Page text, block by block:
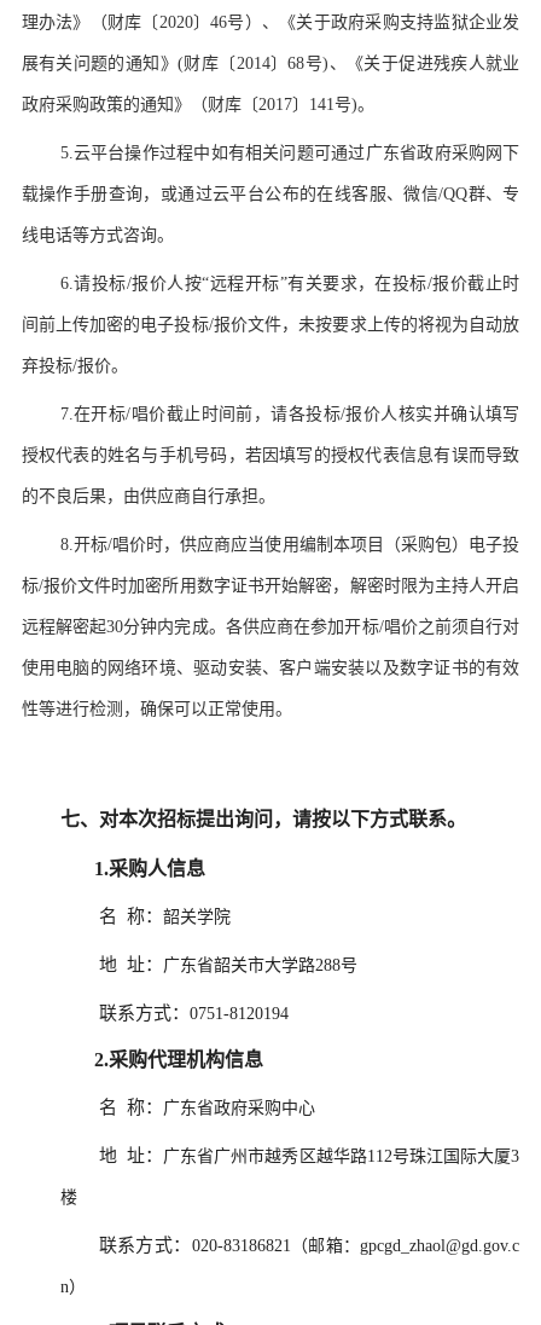
理办法》（财库〔2020〕46号）、《关于政府采购支持监狱企业发
展有关问题的通知》(财库〔2014〕68号) 、《关于促进残疾人就业
政府采购政策的通知》（财库〔2017〕 141号)。
5. 云平台操作过程中如有相关问题可通过广东省政府采购网下
载操作手册查询，或通过云平台公布的在线客服、微信/QQ群、专
线电话等方式咨询。
6. 请投标/报价人按“远程开标”有关要求，在投标/报价截止时
间前上传加密的电子投标/报价文件，未按要求上传的将视为自动放
弃投标/报价。
7. 在开标/唱价截止时间前，请各投标/报价人核实并确认填写
授权代表的姓名与手机号码，若因填写的授权代表信息有误而导致
的不良后果，由供应商自行承担。
8. 开标/唱价时，供应商应当使用编制本项目（采购包）电子投
标/报价文件时加密所用数字证书开始解密，解密时限为主持人开启
远程解密起30分钟内完成。各供应商在参加开标/唱价之前须自行对
使用电脑的网络环境、驱动安装、客户端安装以及数字证书的有效
性等进行检测，确保可以正常使用。
七、对本次招标提出询问，请按以下方式联系。
1.采购人信息
名 称： 韶关学院
地 址： 广东省韶关市大学路288号
联系方式： 0751-8120194
2.采购代理机构信息
名 称： 广东省政府采购中心
地 址： 广东省广州市越秀区越华路112号珠江国际大厦3
楼
联系方式： 020-83186821（邮箱：gpcgd_zhaol@gd.gov.c
n）